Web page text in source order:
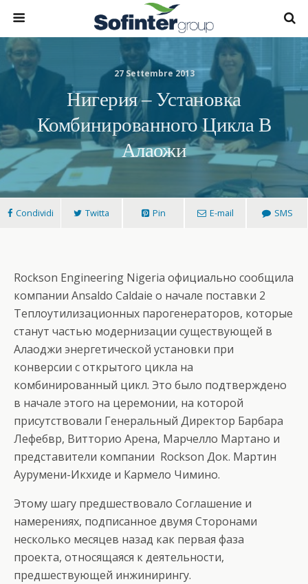
27 Settembre 2013
Нигерия – Установка
Комбинированного Цикла В
Алаожи
Condividi Twitta Pin E-mail SMS
Rockson Engineering Nigeria официально сообщила
компании Ansaldo Caldaie о начале поставки 2
Теплоутилизационных парогенераторов, которые
станут частью модернизации существующей в
Алаоджи энергетической установки при
конверсии с открытого цикла на
комбинированный цикл. Это было подтверждено
в начале этого на церемонии, на которой
присутствовали Генеральный Директор Барбара
Лефебвр, Витторио Арена, Марчелло Мартано и
представители компании Rockson Док. Мартин
Аурумени-Икхиде и Кармело Чимино.
Этому шагу предшествовало Соглашение и
намерениях, подписанное двумя Сторонами
несколько месяцев назад как первая фаза
проекта, относящаяся к деятельности,
предшествующей инжинирингу.